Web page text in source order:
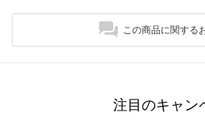
この商品に関する
注目のキャン